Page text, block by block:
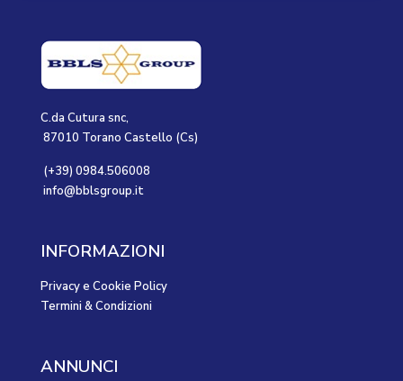
C.da Cutura snc,
87010 Torano Castello (Cs)
(+39) 0984.506008
info@bblsgroup.it
INFORMAZIONI
Privacy e Cookie Policy
Termini & Condizioni
ANNUNCI